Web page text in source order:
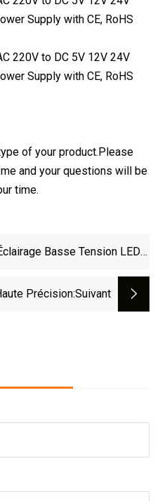
of your product.Please
and your questions will be
time.
Basse Tension LED
Lumière
Précision:suivant